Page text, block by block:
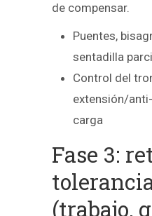
de compensar.
Puentes,
sentadilla
Control del
extensión/
carga
Fase 3:
(trabajo,